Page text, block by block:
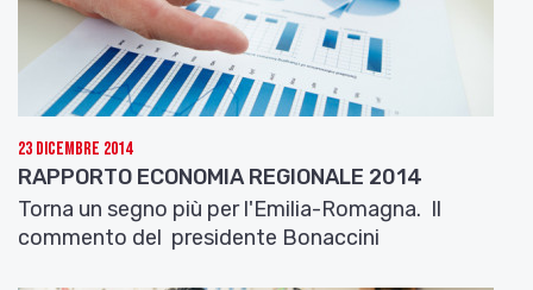
Il documento guarda anche all’integrazione degli
strumenti di attuazione territoriali, e la sua più
rilevante espressione si trova nellaSmart
Specialization Strategy, una strategia di
deve delineare facendo leva sui propri vantaggi
competitivi, così da “specializzarsi” in un numero
ridotto di ambiti che possono raggiungere
standard di eccellenza e fare da traino al sistema
23 Dicembre 2014
RAPPORTO ECONOMIA REGIONALE 2014
Torna un segno più per l'Emilia-Romagna. Il
commento del presidente Bonaccini